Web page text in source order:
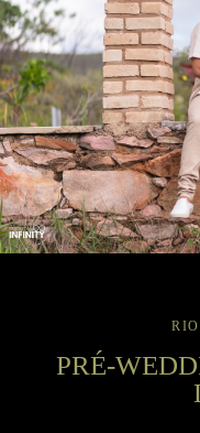
PRÉ-